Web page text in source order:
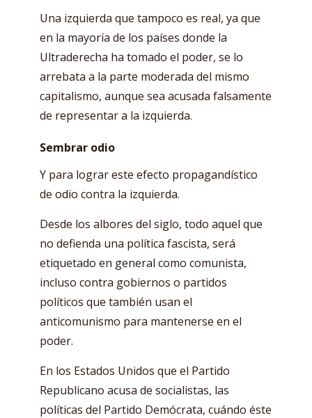
Una izquierda que tampoco es real, ya que
en la mayoría de los países donde la
Ultraderecha ha tomado el poder, se lo
arrebata a la parte moderada del mismo
capitalismo, aunque sea acusada falsamente
de representar a la izquierda.
Sembrar odio
Y para lograr este efecto propagandístico
de odio contra la izquierda.
Desde los albores del siglo, todo aquel que
no defienda una política fascista, será
etiquetado en general como comunista,
incluso contra gobiernos o partidos
políticos que también usan el
anticomunismo para mantenerse en el
poder.
En los Estados Unidos que el Partido
Republicano acusa de socialistas, las
políticas del Partido Demócrata, cuándo éste